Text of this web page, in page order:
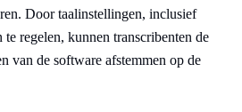
Door taalinstellingen, inclusief
regelen, kunnen transcribenten de
van de software afstemmen op de